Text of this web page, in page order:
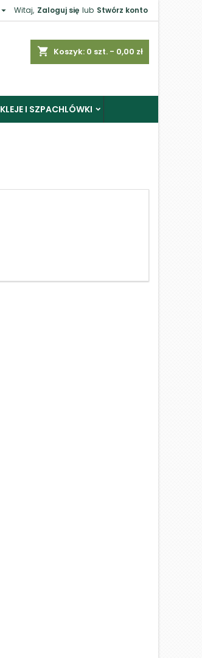
Witaj, Zaloguj się lub Stwórz konto

shopping_cart Koszyk: 0 szt. - 0,00 zł
KLEJE I SZPACHLÓWKI